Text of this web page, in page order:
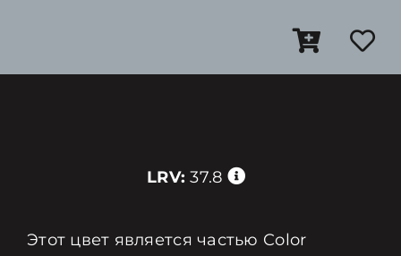
LRV: 37.8
Этот цвет является частью Color